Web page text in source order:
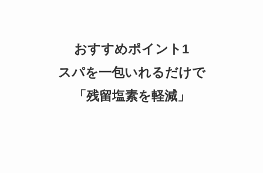
おすすめポイント1
スパを一包いれるだけで
「残留塩素を軽減」